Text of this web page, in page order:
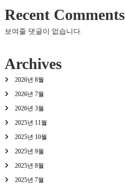
Recent Comments
보여줄 댓글이 없습니다.
Archives
2026년 8월
2026년 7월
2026년 3월
2025년 11월
2025년 10월
2025년 9월
2025년 8월
2025년 7월